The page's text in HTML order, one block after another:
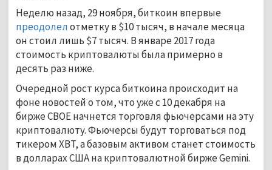
Неделю назад, 29 ноября, биткоин впервые
преодолелотметку в $10 тысяч, в начале месяца
он стоил лишь $7 тысяч. В январе 2017 года
стоимость криптовалюты была примерно в
десять раз ниже.
Очередной рост курса биткоина происходит на
фоне новостей о том, что уже с 10 декабря на
бирже CBOE начнется торговля фьючерсами на эту
криптовалюту. Фьючерсы будут торговаться под
тикером XBT, а базовым активом станет стоимость
в долларах США на криптовалютной бирже Gemini.